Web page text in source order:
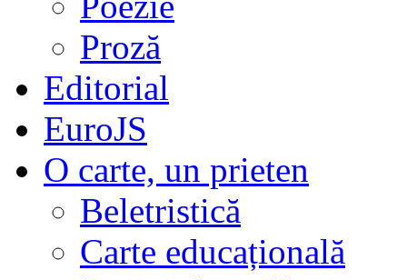
Proză
Editorial
EuroJS
O carte, un prieten
Beletristică
Carte educațională